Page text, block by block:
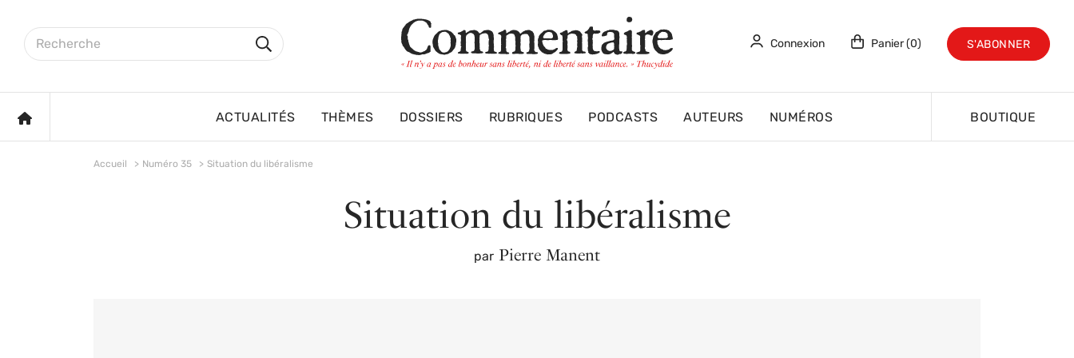
Rechercher sur le site
Rechercher
Connexion Panier (0) S'ABONNER
ACCUEIL ACTUALITÉS THÈMES DOSSIERS RUBRIQUES PODCASTS AUTEURS NUMÉROS BOUTIQUE
Accueil Numéro 35 Situation du libéralisme
Situation du libéralisme
par Pierre Manent